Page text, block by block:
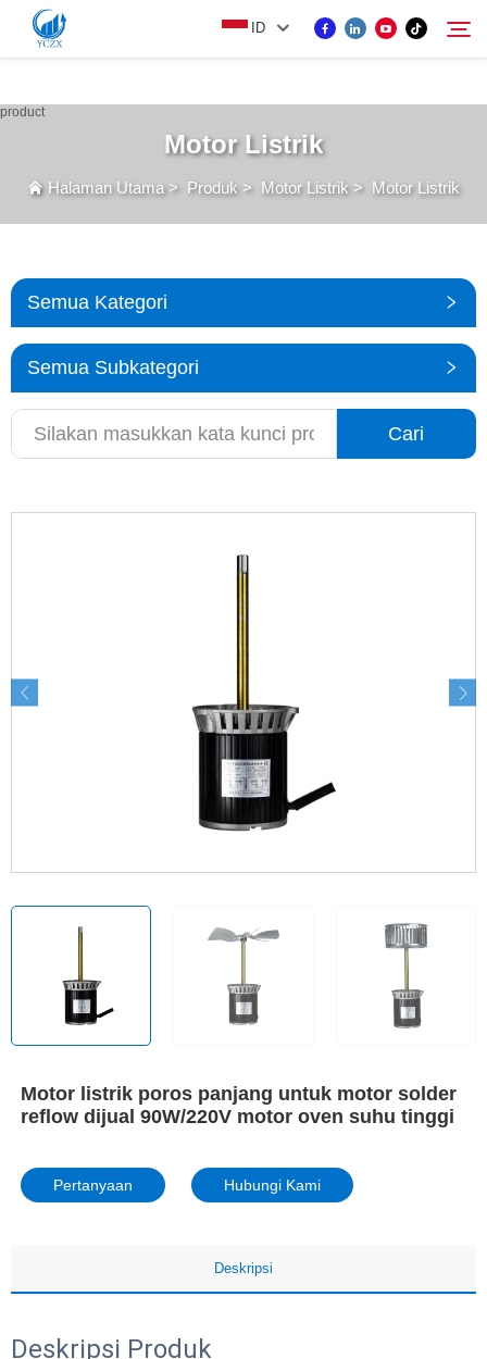
var images = document.getElementsByTagName('img'); for (var i = 0; i <
images.length; i++) { if (!images[i].getAttribute('alt')) { images[i].setAttribute('alt', ''); } }
ID
TENTANG KAMI
HUBUNGI KAMI
Motor Listrik
Halaman Utama> Produk > Motor Listrik > Motor Listrik
Semua Kategori
Semua Subkategori
Cari
Motor listrik poros panjang untuk motor solder
reflow dijual 90W/220V motor oven suhu tinggi
Pertanyaan Hubungi Kami
Deskripsi
Deskripsi Produk